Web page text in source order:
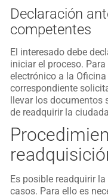
Declaración
competentes
El interesado debe
iniciar el proceso.
electrónico a la
correspondiente
llevar los documentos
de readquirir la
Es posible readquirir
casos. Para ello es